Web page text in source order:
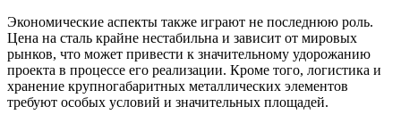
Экономические аспекты также играют не последнюю роль.
Цена на сталь крайне нестабильна и зависит от мировых
рынков, что может привести к значительному удорожанию
проекта в процессе его реализации. Кроме того, логистика и
хранение крупногабаритных металлических элементов
требуют особых условий и значительных площадей.